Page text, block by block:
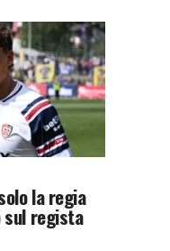
la regia
sul regista